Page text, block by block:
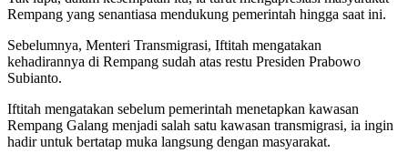
Rempang yang senantiasa mendukung pemerintah hingga saat ini.
Sebelumnya, Menteri Transmigrasi, Iftitah mengatakan
kehadirannya di Rempang sudah atas restu Presiden Prabowo
Subianto.
Iftitah mengatakan sebelum pemerintah menetapkan kawasan
Rempang Galang menjadi salah satu kawasan transmigrasi, ia ingin
hadir untuk bertatap muka langsung dengan masyarakat.